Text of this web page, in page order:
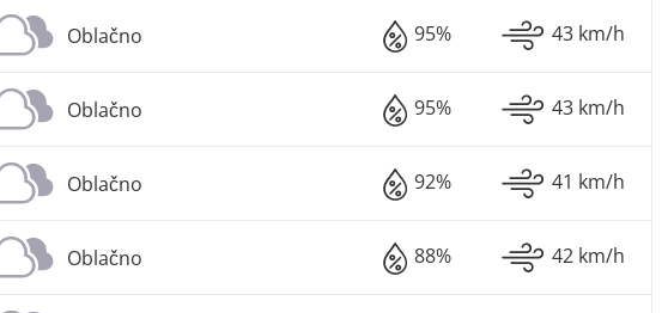
Oblačno 95% 43 km/h
Oblačno 95% 43 km/h
Oblačno 92% 41 km/h
Oblačno 88% 42 km/h